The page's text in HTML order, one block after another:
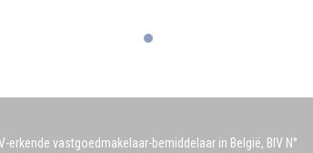
erkende vastgoedmakelaar-bemiddelaar in België, BIV N°